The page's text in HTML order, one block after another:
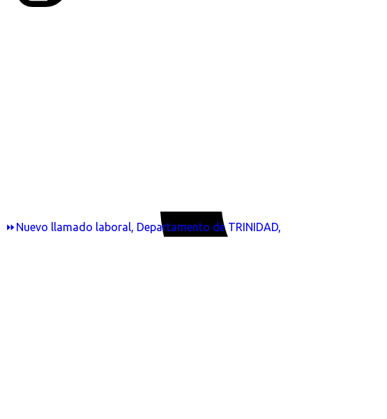
⏩Nuevo llamado laboral, Departamento de TRINIDAD,